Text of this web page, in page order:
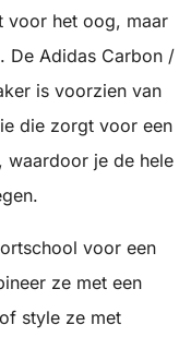
voor het oog, maar
De Adidas Carbon /
is voorzien van
die zorgt voor een
waardoor je de hele
voor een
ze met een
style ze met